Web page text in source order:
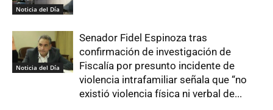
Noticia del Día
Noticia del Día
Senador Fidel Espinoza tras
confirmación de investigación de
Fiscalía por presunto incidente de
violencia intrafamiliar señala que “no
existió violencia física ni verbal de...